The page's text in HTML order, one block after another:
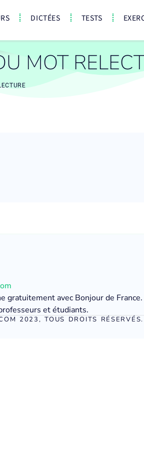
DICTÉES TESTS
MOT
gratuitement avec Bonjour de France.
et étudiants.
2023, TOUS DROITS RÉSERVÉS.